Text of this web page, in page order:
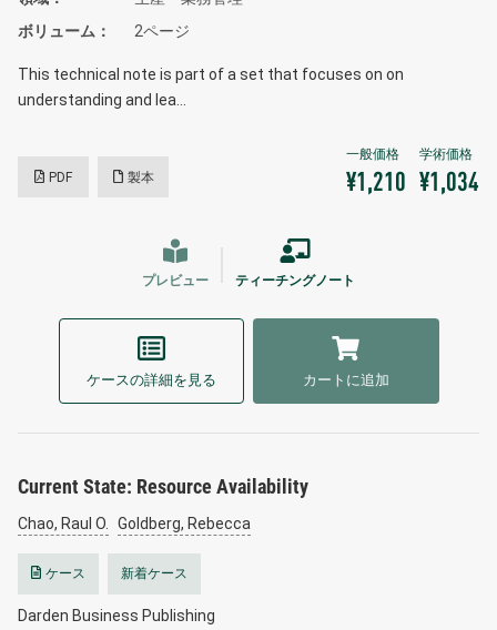
ボリューム
2ページ
This technical note is part of a set that focuses on on
understanding and lea…
PDF 製本 ¥1,210 ¥1,034
プレビュー ティーチングノート
ケースの詳細を見る カートに追加
Current State: Resource Availability
Chao, Raul O. Goldberg, Rebecca
ケース 新着ケース
Darden Business Publishing